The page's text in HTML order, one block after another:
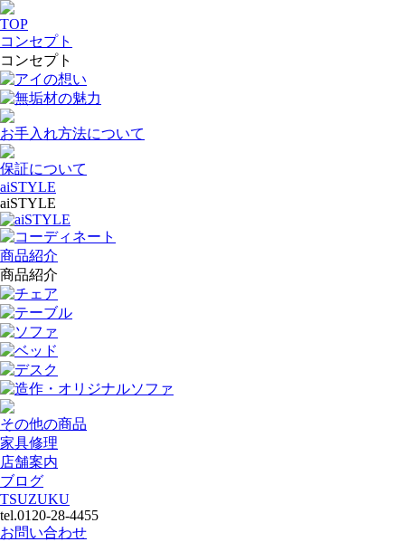
TOP
コンセプト
コンセプト
アイの想い
無垢材の魅力
お手入れ方法について
保証について
aiSTYLE
aiSTYLE
aiSTYLE
コーディネート
商品紹介
商品紹介
チェア
テーブル
ソファ
ベッド
デスク
造作・オリジナルソファ
その他の商品
家具修理
店舗案内
ブログ
TSUZUKU
tel.0120-28-4455
お問い合わせ